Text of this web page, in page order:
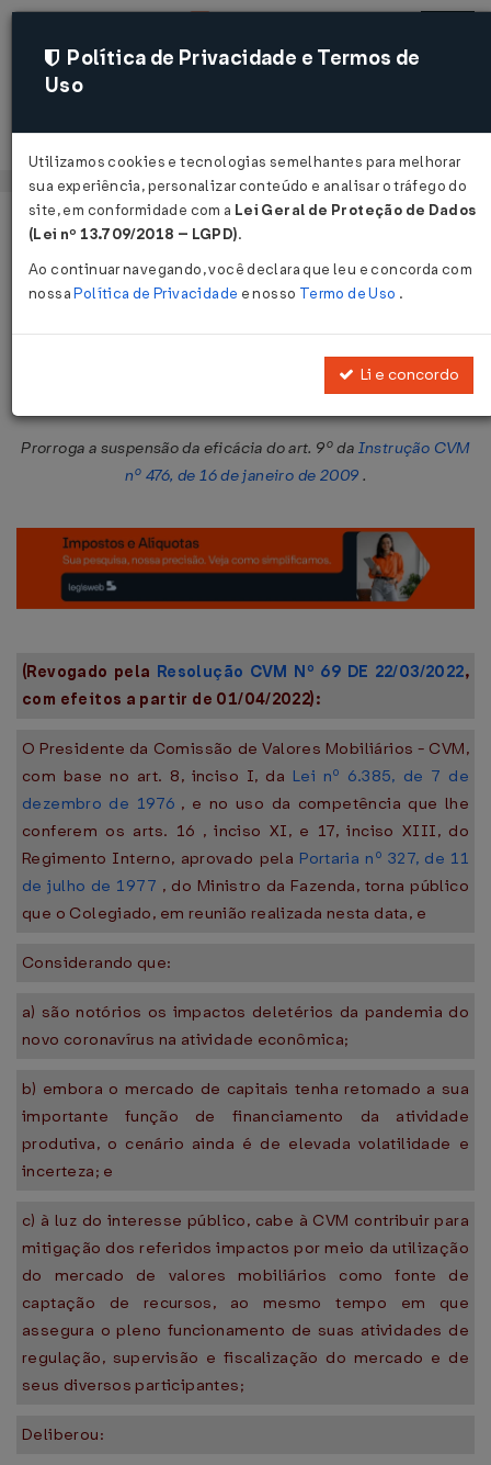
Acessar
Página Inicial Legislações
Deliberação CVM Nº 864 DE
Prorroga a suspensão da eficácia do art. 9º da Instrução CVM
nº 476, de 16 de janeiro de 2009 .
(Revogado pela Resolução CVM Nº 69 DE 22/03/2022,
com efeitos a partir de 01/04/2022):
O Presidente da Comissão de Valores Mobiliários - CVM,
com base no art. 8, inciso I, da Lei nº 6.385, de 7 de
dezembro de 1976 , e no uso da competência que lhe
conferem os arts. 16 , inciso XI, e 17, inciso XIII, do
Regimento Interno, aprovado pela Portaria nº 327, de 11
de julho de 1977 , do Ministro da Fazenda, torna público
que o Colegiado, em reunião realizada nesta data, e
Considerando que:
a) são notórios os impactos deletérios da pandemia do
novo coronavírus na atividade econômica;
b) embora o mercado de capitais tenha retomado a sua
importante função de financiamento da atividade
produtiva, o cenário ainda é de elevada volatilidade e
incerteza; e
c) à luz do interesse público, cabe à CVM contribuir para
mitigação dos referidos impactos por meio da utilização
do mercado de valores mobiliários como fonte de
captação de recursos, ao mesmo tempo em que
assegura o pleno funcionamento de suas atividades de
regulação, supervisão e fiscalização do mercado e de
seus diversos participantes;
Deliberou:
Política de Privacidade e Termos de
Uso
Utilizamos cookies e tecnologias semelhantes para melhorar
sua experiência, personalizar conteúdo e analisar o tráfego do
site, em conformidade com a Lei Geral de Proteção de Dados
(Lei nº 13.709/2018 – LGPD).
Ao continuar navegando, você declara que leu e concorda com
nossaPolítica de Privacidade e nosso Termo de Uso .
Li e concordo